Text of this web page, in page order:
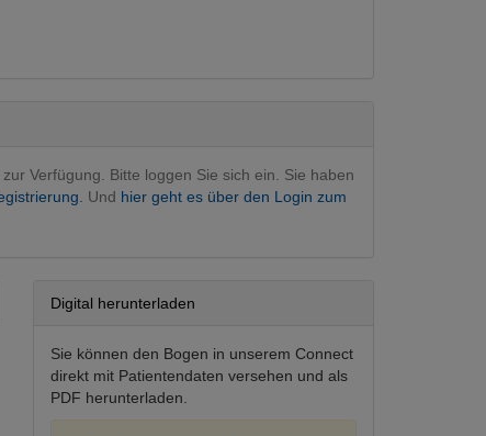
Verfügung. Bitte loggen Sie sich ein. Sie haben
Und hier geht es über den Login zum
Digital herunterladen
Sie können den Bogen in unserem Connect
direkt mit Patientendaten versehen und als
PDF herunterladen.